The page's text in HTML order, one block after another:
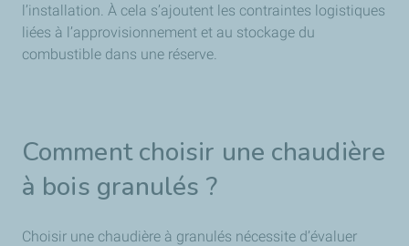
l’installation. À cela s’ajoutent les contraintes logistiques
liées à l’approvisionnement et au stockage du
combustible dans une réserve.
Comment choisir une chaudière
à bois granulés ?
Choisir une chaudière à granulés nécessite d’évaluer